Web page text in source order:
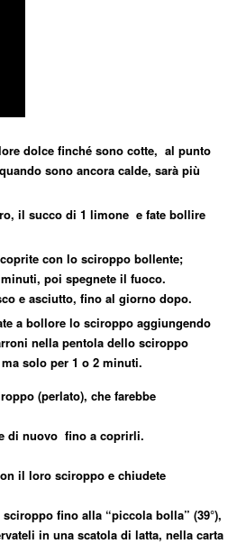
dolce finché sono cotte, al punto
quando sono ancora calde, sarà più
il succo di 1 limone e fate bollire
con lo sciroppo bollente;
poi spegnete il fuoco.
e asciutto, fino al giorno dopo.
a bollore lo sciroppo aggiungendo
nella pentola dello sciroppo
solo per 1 o 2 minuti.
(perlato), che farebbe
di nuovo fino a coprirli.
il loro sciroppo e chiudete
fino alla “piccola bolla” (39°),
in una scatola di latta, nella carta